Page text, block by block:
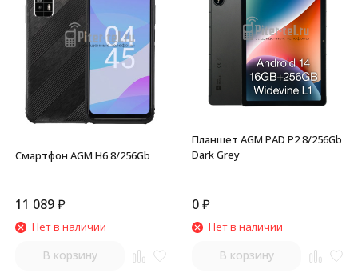
Смартфон AGM H6 8/256Gb
11 089₽
Нет в наличии
В корзину
Планшет AGM PAD P2 8/256Gb
Dark Grey
0₽
Нет в наличии
В корзину